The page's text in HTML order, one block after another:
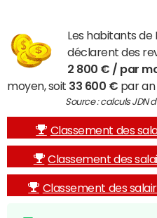
Les habitants
déclarent des
2 800 € / par
moyen, soit 33 600 € par an
Source : calculs JDN
Classement des
Classement des
Classement des